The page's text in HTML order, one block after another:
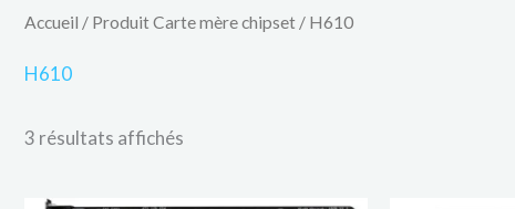
Accueil / Produit Carte mère chipset / H610
H610
3 résultats affichés
Trié
par